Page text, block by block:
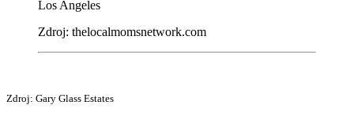
Los Angeles
Zdroj: thelocalmomsnetwork.com
Zdroj: Gary Glass Estates